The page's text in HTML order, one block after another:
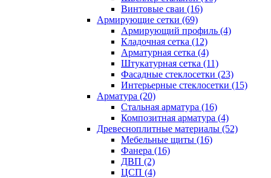
Винтовые сваи (16)
Армирующие сетки (69)
Армирующий профиль (4)
Кладочная сетка (12)
Арматурная сетка (4)
Штукатурная сетка (11)
Фасадные стеклосетки (23)
Интерьерные стеклосетки (15)
Арматура (20)
Стальная арматура (16)
Композитная арматура (4)
Древесноплитные материалы (52)
Мебельные щиты (16)
Фанера (16)
ДВП (2)
ЦСП (4)